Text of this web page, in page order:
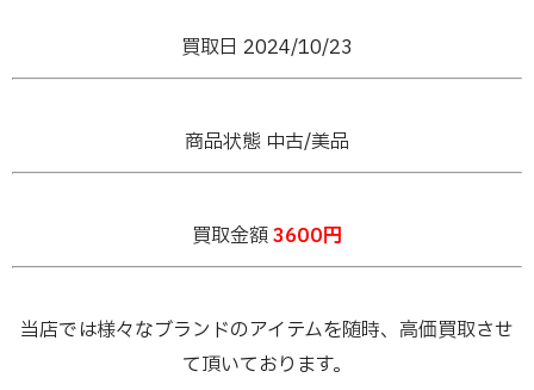
買取日 2024/10/23
商品状態 中古/美品
買取金額3600円
当店では様々なブランドのアイテムを随時、高価買取させ
て頂いております。